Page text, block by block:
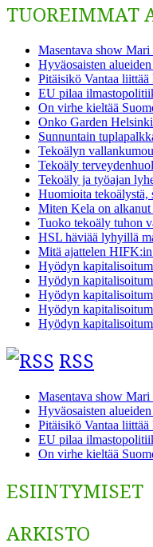
TUOREIMMAT
Masentava show Mari
Hyväosaisten
Pitäisikö Vantaa
EU pilaa
On virhe kieltää
Onko Garden
Sunnuntain
Tekoälyn
Tekoäly
Tekoäly ja työajan
Huomioita tekoälystä,
Miten Kela on alkanut
Tuoko tekoäly tuhon
HSL häviää lyhyillä
Mitä ajattelen HIFK:in
Hyödyn
Hyödyn
Hyödyn
Hyödyn
Hyödyn
RSS
Masentava show Mari
Hyväosaisten
Pitäisikö Vantaa
EU pilaa
On virhe kieltää
ESIINTYMISET
ARKISTO